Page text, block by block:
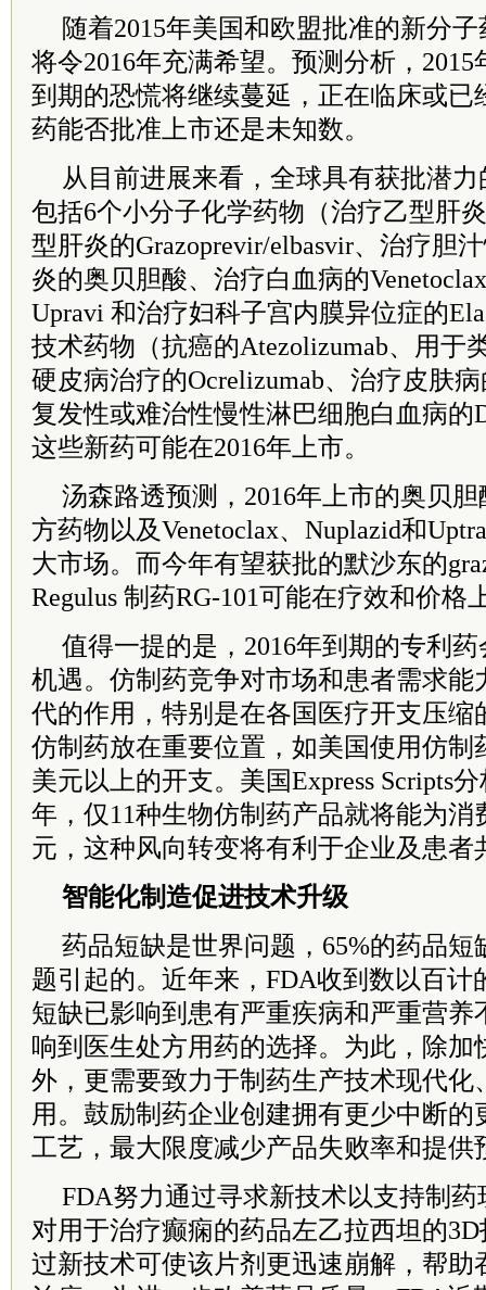
随着2015年美国和欧盟批准的新分
将令2016年充满希望。预测分析，2015
到期的恐慌将继续蔓延，正在临床或已
药能否批准上市还是未知数。
从目前进展来看，全球具有获批潜
包括6个小分子化学药物（治疗乙型肝
型肝炎的Grazoprevir/elbasvir、治疗胆
炎的奥贝胆酸、治疗白血病的
Upravi 和治疗妇科子宫内膜异位症的
技术药物（抗癌的Atezolizumab、用于
硬皮病治疗的Ocrelizumab、治疗皮肤
复发性或难治性慢性淋巴细胞白血病的
这些新药可能在2016年上市。
汤森路透预测，2016年上市的奥贝
方药物以及Venetoclax、Nuplazid和
大市场。而今年有望获批的默沙东的
Regulus 制药RG-101可能在疗效和价格
值得一提的是，2016年到期的专利
机遇。仿制药竞争对市场和患者需求能
代的作用，特别是在各国医疗开支压缩
仿制药放在重要位置，如美国使用仿制
美元以上的开支。美国Express Scripts
年，仅11种生物仿制药产品就将能为消
元，这种风向转变将有利于企业及患者
智能化制造促进技术升级
药品短缺是世界问题，65%的药品
题引起的。近年来，FDA收到数以百计
短缺已影响到患有严重疾病和严重营养
响到医生处方用药的选择。为此，除加
外，更需要致力于制药生产技术现代化
用。鼓励制药企业创建拥有更少中断的
工艺，最大限度减少产品失败率和提供
FDA努力通过寻求新技术以支持制
对用于治疗癫痫的药品左乙拉西坦的
过新技术可使该片剂更迅速崩解，帮助